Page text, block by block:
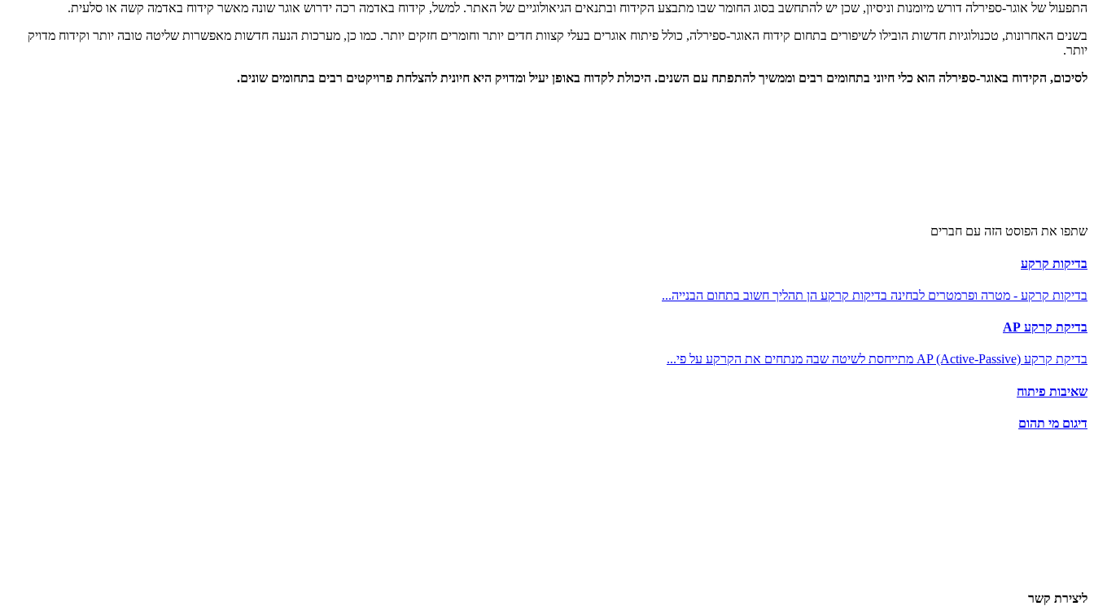
התפעול של אוגר-ספירלה דורש מיומנות וניסיון, שכן יש להתחשב בסוג החומר שבו מתבצע הקידוח ובתנאים הגיאולוגיים של האתר. למשל, קידוח באדמה רכה ידרוש אוגר שונה מאשר קידוח באדמה קשה או סלעית.
בשנים האחרונות, טכנולוגיות חדשות הובילו לשיפורים בתחום קידוח האוגר-ספירלה, כולל פיתוח אוגרים בעלי קצוות חדים יותר וחומרים חזקים יותר. כמו כן, מערכות הנעה חדשות מאפשרות שליטה טובה יותר וקידוח מדויק
יותר.
לסיכום, הקידוח באוגר-ספירלה הוא כלי חיוני בתחומים רבים וממשיך להתפתח עם השנים. היכולת לקדוח באופן יעיל ומדויק היא חיונית להצלחת פרויקטים רבים בתחומים שונים.
שתפו את הפוסט הזה עם חברים
בדיקות קרקע
בדיקות קרקע - מטרה ופרמטרים לבחינה בדיקות קרקע הן תהליך חשוב בתחום הבנייה...
בדיקת קרקע AP
בדיקת קרקע AP (Active-Passive) מתייחסת לשיטה שבה מנתחים את הקרקע על פי...
שאיבות פיתוח
דיגום מי תהום
ליצירת קשר